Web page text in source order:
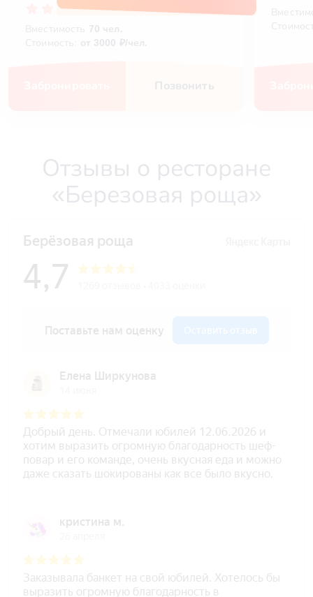
4.7(1236 отзывов)
Вместимость 70 чел.
Стоимость: от 3000 ₽/чел.
Позвонить
Отзывы о ресторане
«Березовая роща»